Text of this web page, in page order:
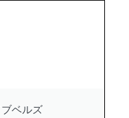
ベルズ